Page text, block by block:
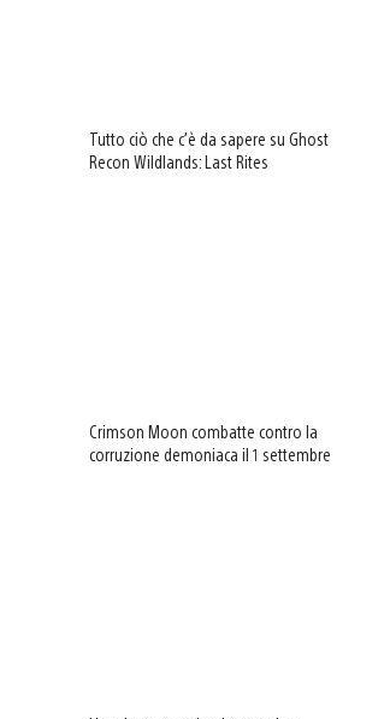
Tutto ciò che c’è da sapere su Ghost
Recon Wildlands: Last Rites
Crimson Moon combatte contro la
corruzione demoniaca il 1 settembre